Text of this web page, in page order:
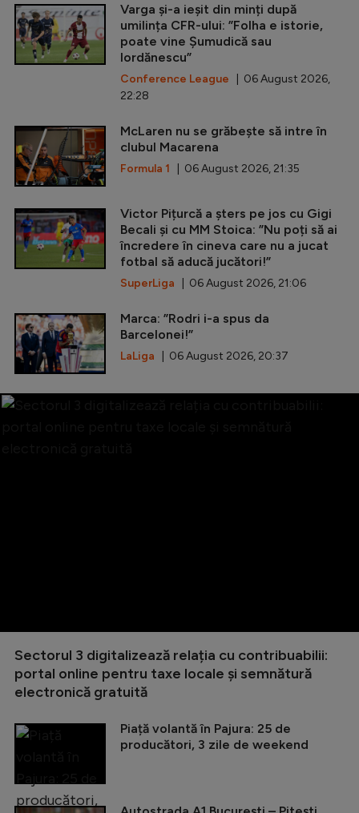
Varga și-a ieșit din minți după
umilința CFR-ului: ”Folha e istorie,
poate vine Șumudică sau
Iordănescu”
Conference League | 06 August 2026,
22:28
McLaren nu se grăbește să intre în
clubul Macarena
Formula 1 | 06 August 2026, 21:35
Victor Pițurcă a șters pe jos cu Gigi
Becali și cu MM Stoica: ”Nu poți să ai
încredere în cineva care nu a jucat
fotbal să aducă jucători!”
SuperLiga | 06 August 2026, 21:06
Marca: ”Rodri i-a spus da
Barcelonei!”
LaLiga | 06 August 2026, 20:37
Sectorul 3 digitalizează relația cu contribuabilii:
portal online pentru taxe locale și semnătură
electronică gratuită
Piață volantă în Pajura: 25 de
producători, 3 zile de weekend